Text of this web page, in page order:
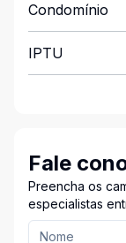
Condomínio
IPTU
Fale
Preencha os
especialistas